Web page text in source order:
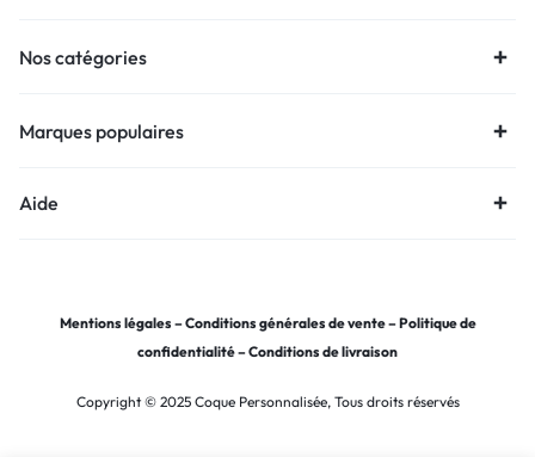
Nos catégories
Marques populaires
Aide
Mentions légales –Conditions générales de vente–Politique de
confidentialité–Conditions de livraison
Copyright © 2025 Coque Personnalisée, Tous droits réservés